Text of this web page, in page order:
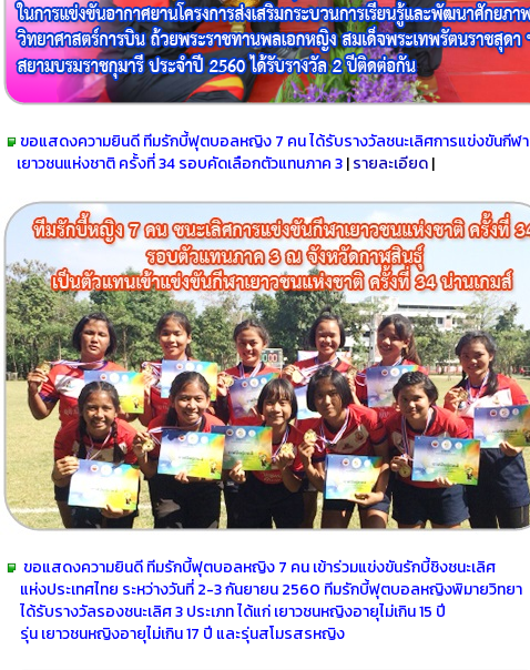
ขอแสดงความยินดี ทีมรักบี้ฟุตบอลหญิง 7 คน ได้รับรางวัลชนะเลิศการแข่งขันกีฬา
เยาวชนแห่งชาติ ครั้งที่ 34 รอบคัดเลือกตัวแทนภาค 3|รายละเอียด|
ขอแสดงความยินดี ทีมรักบี้ฟุตบอลหญิง 7 คน เข้าร่วมแข่งขันรักบี้ชิงชนะเลิศ
แห่งประเทศไทย ระหว่างวันที่ 2-3 กันยายน 2560 ทีมรักบี้ฟุตบอลหญิงพิมายวิทยา
ได้รับรางวัลรองชนะเลิศ 3 ประเภท ได้แก่ เยาวชนหญิงอายุไม่เกิน 15 ปี
รุ่น เยาวชนหญิงอายุไม่เกิน 17 ปี และรุ่นสโมรสรหญิง